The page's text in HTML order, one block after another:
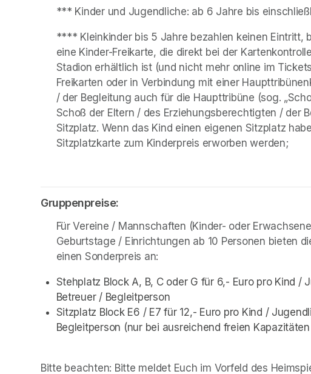
*** Kinder und Jugendliche: ab 6 Jahre bis
**** Kleinkinder bis 5 Jahre bezahlen keinen Eintritt,
eine Kinder-Freikarte, die direkt bei der
Stadion erhältlich ist (und nicht mehr online im
Freikarten oder in Verbindung mit einer
/ der Begleitung auch für die Haupttribüne (sog.
Schoß der Eltern / des Erziehungsberechtigten / der
Sitzplatz. Wenn das Kind einen eigenen Sitzplatz
Sitzplatzkarte zum Kinderpreis erworben werden;
Gruppenpreise:
Für Vereine / Mannschaften (Kinder- oder
Geburtstage / Einrichtungen ab 10 Personen bieten
einen Sonderpreis an:
Stehplatz Block A, B, C oder G für 6,- Euro pro Kind
Betreuer / Begleitperson
Sitzplatz Block E6 / E7 für 12,- Euro pro Kind /
Begleitperson (nur bei ausreichend freien